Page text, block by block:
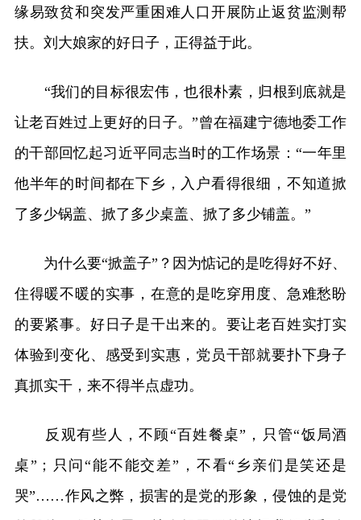
缘易致贫和突发严重困难人口开展防止返贫监测帮
扶。刘大娘家的好日子，正得益于此。
“我们的目标很宏伟，也很朴素，归根到底就是
让老百姓过上更好的日子。”曾在福建宁德地委工作
的干部回忆起习近平同志当时的工作场景：“一年里
他半年的时间都在下乡，入户看得很细，不知道掀
了多少锅盖、掀了多少桌盖、掀了多少铺盖。”
为什么要“掀盖子”？因为惦记的是吃得好不好、
住得暖不暖的实事，在意的是吃穿用度、急难愁盼
的要紧事。好日子是干出来的。要让老百姓实打实
体验到变化、感受到实惠，党员干部就要扑下身子
真抓实干，来不得半点虚功。
反观有些人，不顾“百姓餐桌”，只管“饭局酒
桌”；只问“能不能交差”，不看“乡亲们是笑还是
哭”……作风之弊，损害的是党的形象，侵蚀的是党